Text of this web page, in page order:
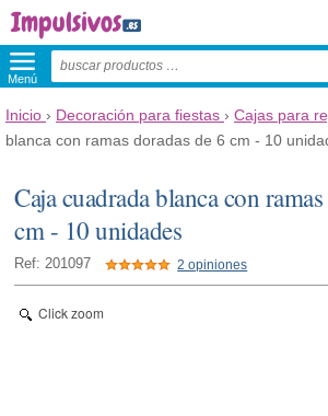
Menú
Inicio › Decoración para fiestas › Cajas para
blanca con ramas doradas de 6 cm - 10
Caja cuadrada blanca con
cm - 10 unidades
Ref: 201097 2 opiniones
Click zoom